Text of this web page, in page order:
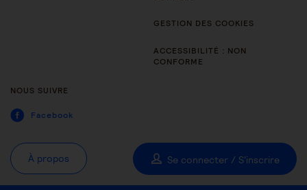
GESTION DES COOKIES
ACCESSIBILITÉ : NON
CONFORME
NOUS SUIVRE
Facebook
À propos Se connecter / S'inscrire